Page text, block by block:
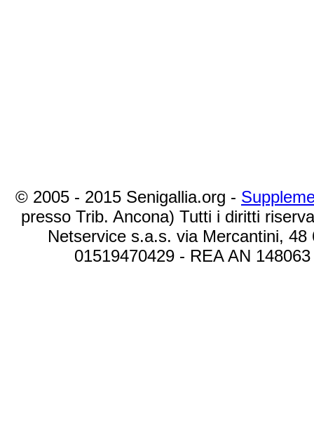
© 2005 - 2015 Senigallia.org -
presso Trib. Ancona) Tutti i diritti
Netservice s.a.s. via Mercantini,
01519470429 - REA AN